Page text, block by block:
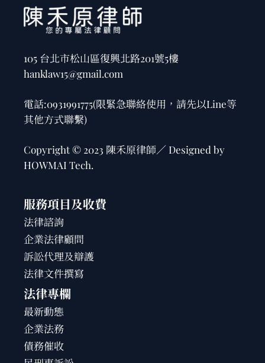
105 台北市松山區復興北路201號5樓
hanklaw15@gmail.com
電話:0931991775(限緊急聯絡使用，請先以Line等
其他方式聯繫)
Copyright © 2023 陳禾原律師／ Designed by
HOWMAI Tech.
服務項目及收費
法律諮詢
企業法律顧問
訴訟代理及辯護
法律文件撰寫
法律專欄
最新動態
企業法務
債務催收